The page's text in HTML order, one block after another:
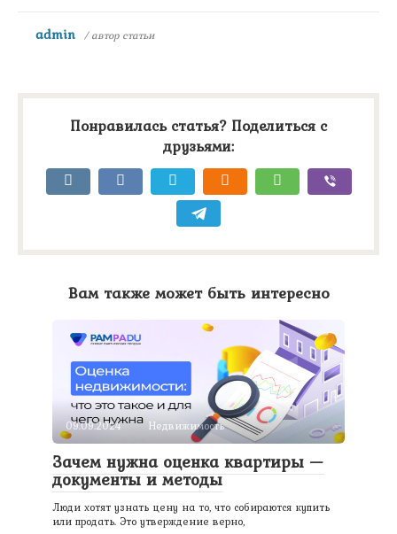
admin / автор статьи
Понравилась статья? Поделиться с
друзьями:
Вам также может быть интересно
09.09.2024 Недвижимость
Зачем нужна оценка квартиры —
документы и методы
Люди хотят узнать цену на то, что собираются купить
или продать. Это утверждение верно,